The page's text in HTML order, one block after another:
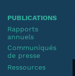
PUBLICATIONS
Rapports
annuels
Communiqués
de presse
Ressources